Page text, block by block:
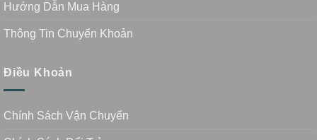
Hướng Dẫn Mua Hàng
Thông Tin Chuyển Khoản
Điều Khoản
Chính Sách Vận Chuyển